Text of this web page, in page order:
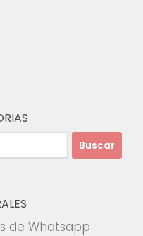
de Whatsapp